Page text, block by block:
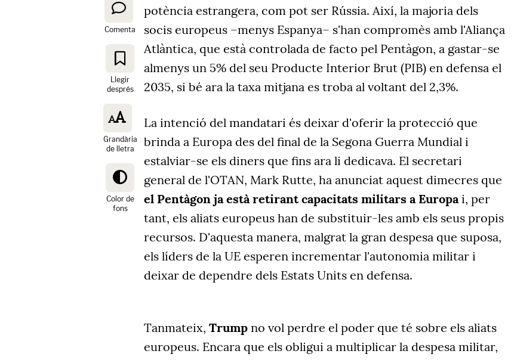
Comenta
Llegir
després
Grandària
de lletra
Color de
fons
potència estrangera, com pot ser Rússia. Així, la majoria dels
socis europeus –menys Espanya– s'han compromès amb l'Aliança
Atlàntica, que està controlada de facto pel Pentàgon, a gastar-se
almenys un 5% del seu Producte Interior Brut (PIB) en defensa el
2035, si bé ara la taxa mitjana es troba al voltant del 2,3%.
La intenció del mandatari és deixar d'oferir la protecció que
brinda a Europa des del final de la Segona Guerra Mundial i
estalviar-se els diners que fins ara li dedicava. El secretari
general de l'OTAN, Mark Rutte, ha anunciat aquest dimecres que
el Pentàgon ja està retirant capacitats militars a Europai, per
tant, els aliats europeus han de substituir-les amb els seus propis
recursos. D'aquesta manera, malgrat la gran despesa que suposa,
els líders de la UE esperen incrementar l'autonomia militar i
deixar de dependre dels Estats Units en defensa.
Tanmateix, Trump no vol perdre el poder que té sobre els aliats
europeus. Encara que els obligui a multiplicar la despesa militar,